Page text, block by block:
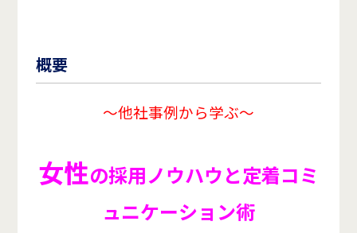
概要
～他社事例から学ぶ～
女性の採用ノウハウと定着コミ
ュニケーション術